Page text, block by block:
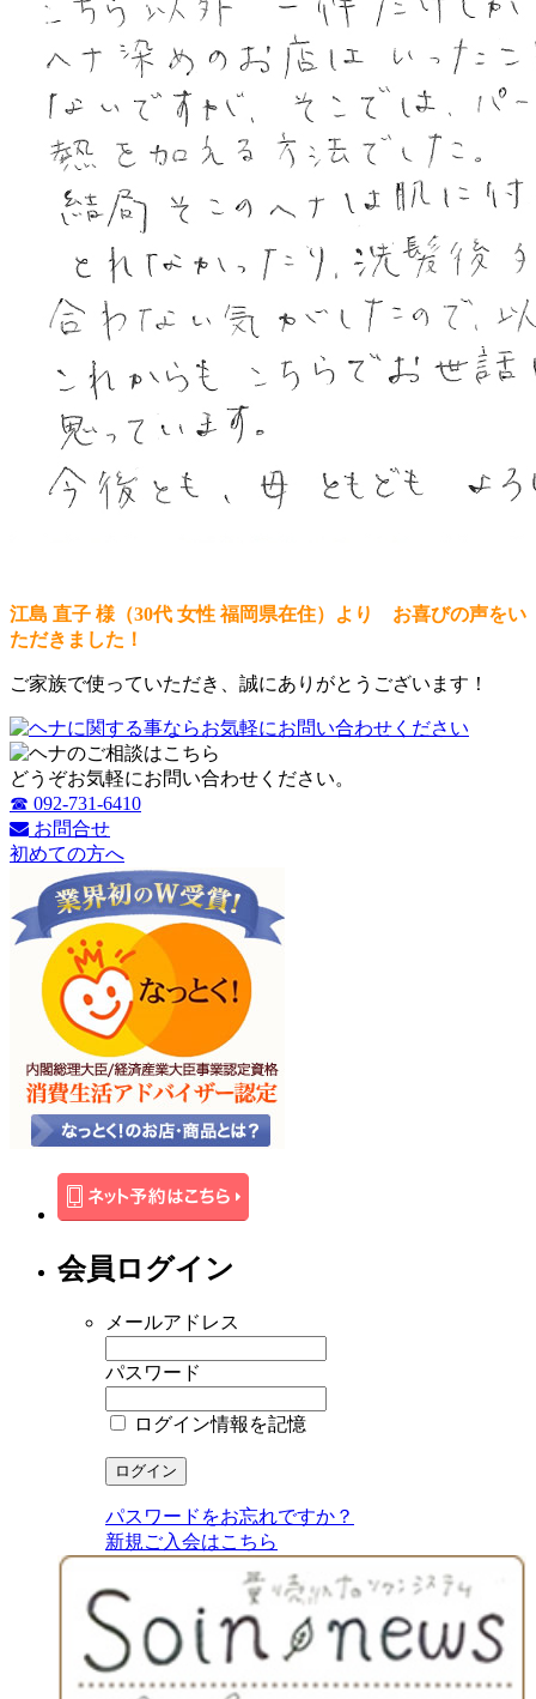
江島 直子 様（30代 女性福岡県在住）より お喜びの声をい
ただきました！
ご家族で使っていただき、誠にありがとうございます！
どうぞお気軽にお問い合わせください。
☎ 092-731-6410
お問合せ
初めての方へ
会員ログイン
メールアドレス
パスワード
ログイン情報を記憶
パスワードをお忘れですか？
新規ご入会はこちら